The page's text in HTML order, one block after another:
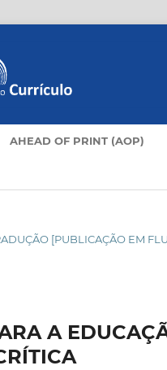
AHEAD OF PRINT (AOP)
[PUBLICAÇÃO EM
A